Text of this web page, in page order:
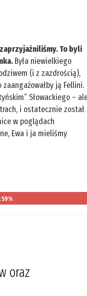
To byli
Była niewielkiego
(i z zazdrością),
ją Fellini.
Słowackiego –
i ostatecznie został
w poglądach
Ewa i ja mieliśmy
oraz